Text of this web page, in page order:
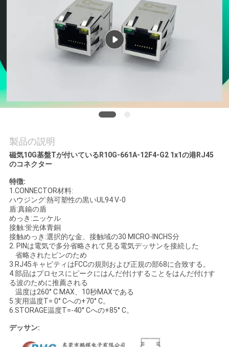
達
に
連
絡
し
な
さ
い
VR
SHOW
地
図
製品の説明
磁気10G基盤Tが付いているR10G-661A-12F4-G2 1x1の港RJ45
のコネクター
特徴:
1.CONNECTOR材料:
ハウジング:熱可塑性の黒いUL94 V-0
盾:真鍮の盾
めっき:ニッケル
接触:蛍光体青銅
接触めっき:選択的な金、接触域の30 MICRO-INCHS分
2. PINは電気で多分省略されて見る電気デッサンを接続した
省略されたピンのため
3.RJ45キャビティはFCCの規則および正規の部68に合致する。
4.部品はプロセスにピークにはんだ付けすることをはんだ付けす
る波のために推薦される
温度は260° C MAX、10秒MAXである
5.実用温度T= 0° Cへの+70° C。
6.STORAGE温度T=-40° Cへの+85° C。
デッサン: